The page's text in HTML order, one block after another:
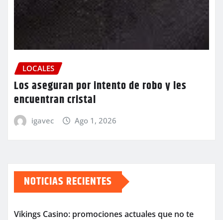
LOCALES
Los aseguran por intento de robo y les
encuentran cristal
igavec Ago 1, 2026
NOTICIAS RECIENTES
Vikings Casino: promociones actuales que no te